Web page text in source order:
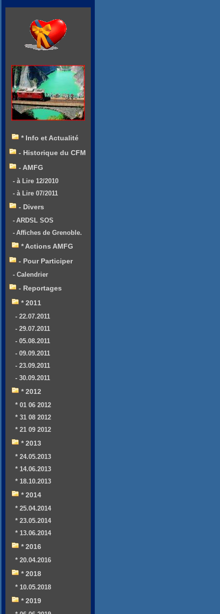
* Info et Actualité
- Historique du CFM
- AMFG
- à Lire 12/2010
- à Lire 07/2011
- Divers
- ARDSL SOS
- Affiches de Grenoble.
* Actions AMFG
- Pour Participer
- Calendrier
- Reportages
* 2011
- 22.07.2011
- 29.07.2011
- 05.08.2011
- 09.09.2011
- 23.09.2011
- 30.09.2011
* 2012
* 01 06 2012
* 31 08 2012
* 21 09 2012
* 2013
* 24.05.2013
* 14.06.2013
* 18.10.2013
* 2014
* 25.04.2014
* 23.05.2014
* 13.06.2014
* 2016
* 20.04.2016
* 2018
* 10.05.2018
* 2019